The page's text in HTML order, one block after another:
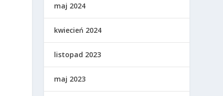
maj 2024
kwiecień 2024
listopad 2023
maj 2023